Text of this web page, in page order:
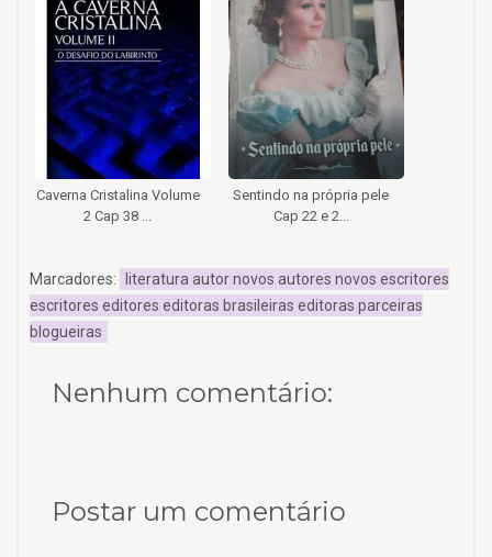
Caverna Cristalina Volume
2 Cap 38 ...
Sentindo na própria pele
Cap 22 e 2...
Marcadores:
literatura autor novos autores novos escritores
escritores editores editoras brasileiras editoras parceiras
blogueiras
Nenhum comentário:
Postar um comentário